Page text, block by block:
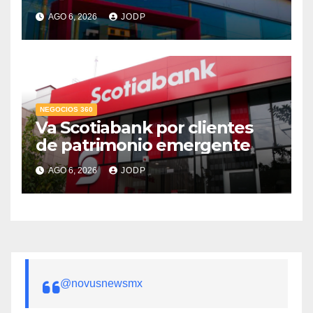
supera 14% del mercado
crediticio
AGO 6, 2026 JODP
NEGOCIOS 360
Va Scotiabank por clientes
de patrimonio emergente
AGO 6, 2026 JODP
@novusnewsmx